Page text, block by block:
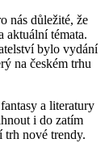
nás důležité, že
aktuální témata.
bylo vydání
na českém trhu
a literatury
i do zatím
trh nové trendy.